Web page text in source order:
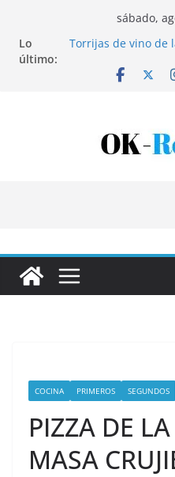
contenido
sábado,
Lo
último:
Torrijas de vino de
Bandeja de
COCINA PRIMEROS SEGUNDOS
PIZZA DE
MASA